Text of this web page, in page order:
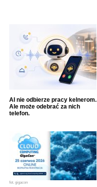
AI nie odbierze pracy kelnerom.
Ale może odebrać za nich
telefon.
fot. gigacon